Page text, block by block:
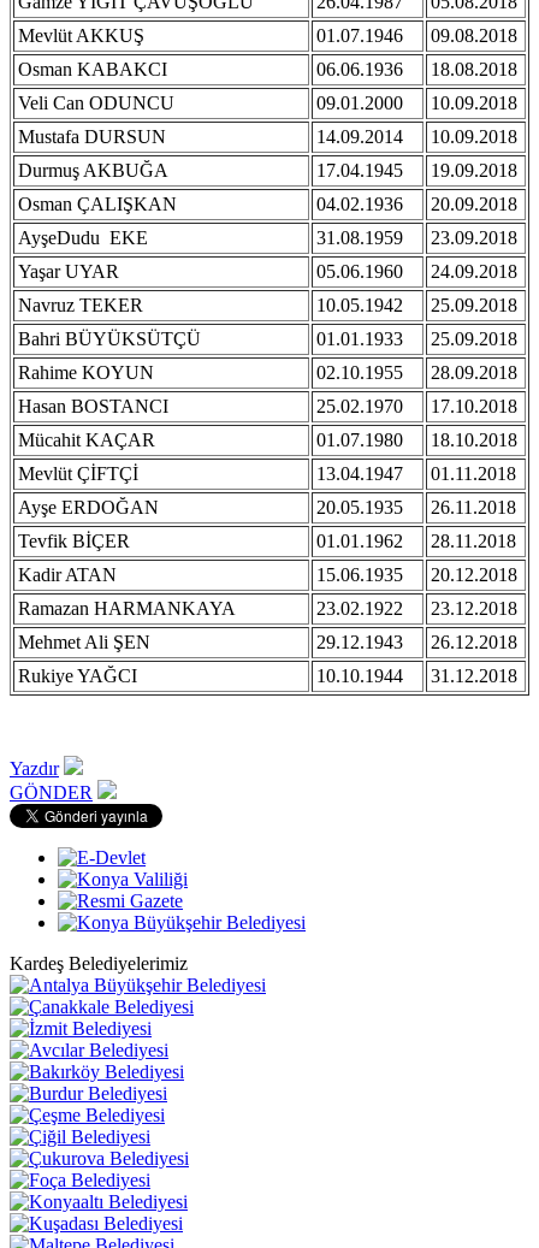
Mevlüt AKKUŞ
01.07.1946
09.08.2018
Osman KABAKCI
06.06.1936
18.08.2018
Veli Can ODUNCU
09.01.2000
10.09.2018
Mustafa DURSUN
14.09.2014
10.09.2018
Durmuş AKBUĞA
17.04.1945
19.09.2018
Osman ÇALIŞKAN
04.02.1936
20.09.2018
AyşeDudu EKE
31.08.1959
23.09.2018
Yaşar UYAR
05.06.1960
24.09.2018
Navruz TEKER
10.05.1942
25.09.2018
Bahri BÜYÜKSÜTÇÜ
01.01.1933
25.09.2018
Rahime KOYUN
02.10.1955
28.09.2018
Hasan BOSTANCI
25.02.1970
17.10.2018
Mücahit KAÇAR
01.07.1980
18.10.2018
Mevlüt ÇİFTÇİ
13.04.1947
01.11.2018
Ayşe ERDOĞAN
20.05.1935
26.11.2018
Tevfik BİÇER
01.01.1962
28.11.2018
Kadir ATAN
15.06.1935
20.12.2018
Ramazan HARMANKAYA
23.02.1922
23.12.2018
Mehmet Ali ŞEN
29.12.1943
26.12.2018
Rukiye YAĞCI
10.10.1944 31.12.2018
Yazdır
GÖNDER
Kardeş Belediyelerimiz